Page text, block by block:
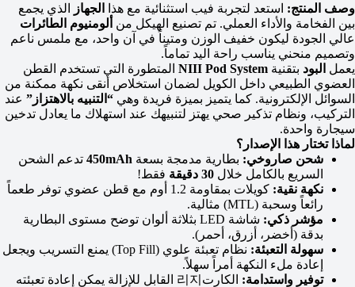
وصف المنتج: استعد لتجربة فيب استثنائية مع هذا الجهاز
الذي يجمع
بين الفخامة والأداء العملي. تم تصنيع الهيكل من ألومنيوم الطائرات
عالي الجودة ليكون خفيف الوزن ومتيناً في آن واحد، مع ملمس ناعم
وتصميم منحني يناسب راحة اليد تماماً.
يعمل البود بتقنية NIII Pod System المتطورة التي تستخدم القطن
العضوي الطبيعي داخل الكويل لضمان استخلاص أنقى نكهة ممكنة من
السوائل الإلكترونية. كما يتميز بميزة فريدة وهي “التنبيه بالاهتزاز” عند
التركيب، ونظام تذكير صحي يهتز لتنبيهك عند استهلاك ما يعادل تدخين
سيجارة واحدة.
لماذا تختار هذا الإصدار؟
شحن صاروخي: بطارية مدمجة بسعة 450mAh تدعم الشحن
السريع بالكامل خلال 30 دقيقة
فقط!
نكهة نقية:
كويلات بمقاومة 1.2 أوم مع قطن عضوي توفر طعماً
رائعاً وسحبة (MTL) مثالية.
مؤشر ذكي:
شاشة LED بثلاثة ألوان توضح مستوى البطارية
بدقة (أخضر، أزرق، أحمر).
سهولة التعبئة:
نظام تعبئة علوي (Top Fill) يمنع التسريب ويجعل
إعادة ملء النكهة أمراً سهلاً.
توفير واستدامة:
الكارت리지 القابل للإزالة يمكن إعادة تعبئته